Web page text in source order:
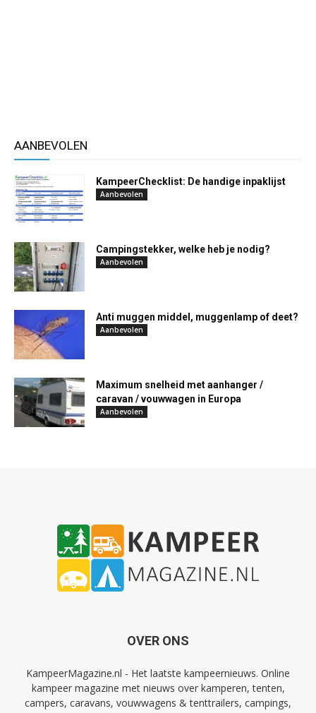
AANBEVOLEN
KampeerChecklist: De handige inpaklijst
Aanbevolen
Campingstekker, welke heb je nodig?
Aanbevolen
Anti muggen middel, muggenlamp of deet?
Aanbevolen
Maximum snelheid met aanhanger /
caravan / vouwwagen in Europa
Aanbevolen
OVER ONS
KampeerMagazine.nl - Het laatste kampeernieuws. Online
kampeer magazine met nieuws over kamperen, tenten,
campers, caravans, vouwwagens & tenttrailers, campings,